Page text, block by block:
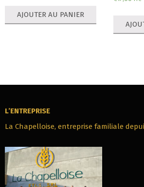
AJOUTER AU PANIER
L’ENTREPRISE
La Chapelloise, entreprise familiale